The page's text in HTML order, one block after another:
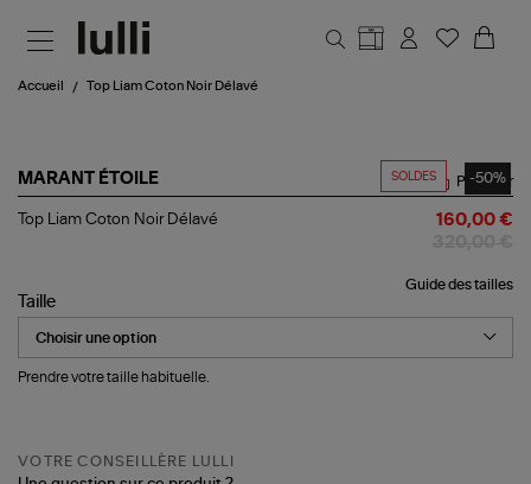
Accueil Top Liam Coton Noir Délavé
SOLDES -50%
MARANT ÉTOILE
Top
Délavé
Partager
Top Liam Coton Noir Délavé 160,00 €
Guide des tailles
Taille
Prendre votre taille habituelle.
VOTRE CONSEILLÈRE LULLI